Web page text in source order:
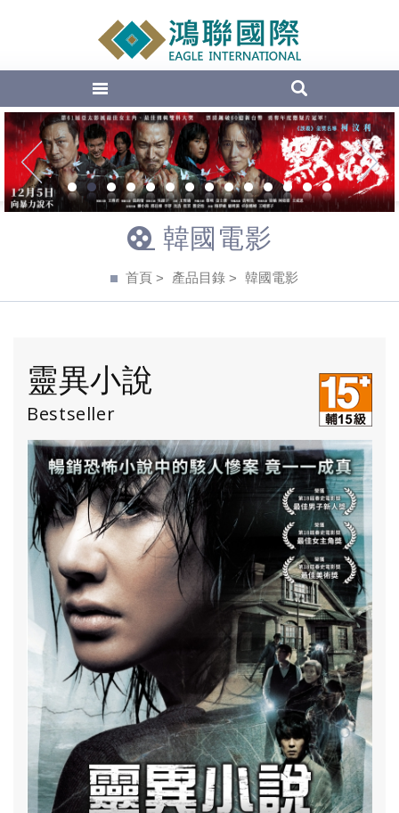
1 2 3 4 5 6 7 8 9 1011121314
韓國電影
首頁 產品目錄 韓國電影
靈異小說
Bestseller